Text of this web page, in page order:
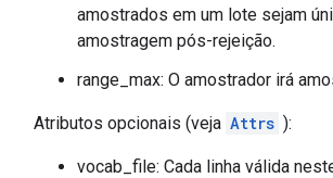
amostrados em um lote sejam
amostragem pós-rejeição.
range_max: O amostrador irá
Atributos opcionais (veja Attrs ):
vocab_file: Cada linha válida